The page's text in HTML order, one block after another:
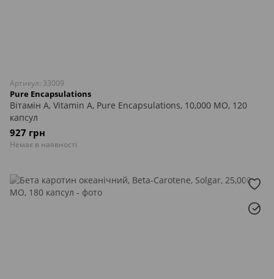
Артикул: 33009
Pure Encapsulations
Вітамін A, Vitamin A, Pure Encapsulations, 10,000 МО, 120
капсул
927 грн
Немає в наявності